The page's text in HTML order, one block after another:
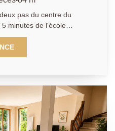
pas du centre du
minutes de l'école
PRINCIPALE de
vous présente votre
un écrin de verdure
. Vous profiterez d'une
d'agrandissement
fil des années. Produit